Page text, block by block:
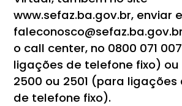
www.sefaz.ba.gov.br, enviar
o call center, no 0800 071
ligações de telefone fixo) ou
2500 ou 2501 (para
de telefone fixo).